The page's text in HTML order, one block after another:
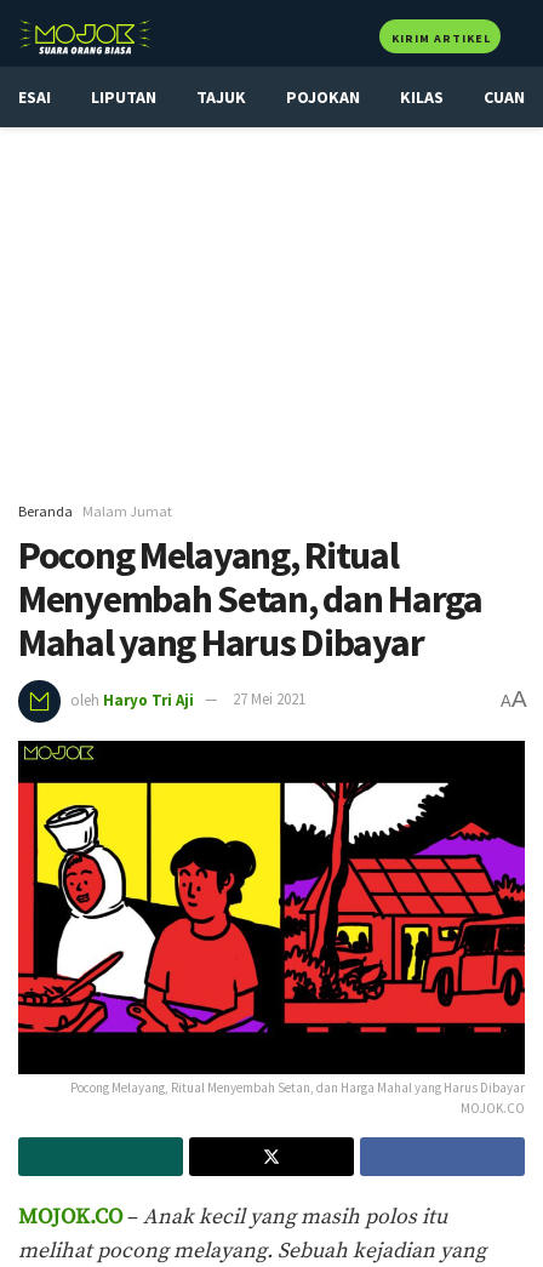
KIRIM ARTIKEL
ESAI LIPUTAN TAJUK POJOKAN KILAS CUAN
Beranda Malam Jumat
Pocong Melayang, Ritual
Menyembah Setan, dan Harga
Mahal yang Harus Dibayar
oleh Haryo Tri Aji 27 Mei 2021 AA
Pocong Melayang, Ritual Menyembah Setan, dan Harga Mahal yang Harus Dibayar
MOJOK.CO
MOJOK.CO–Anak kecil yang masih polos itu
melihat pocong melayang. Sebuah kejadian yang